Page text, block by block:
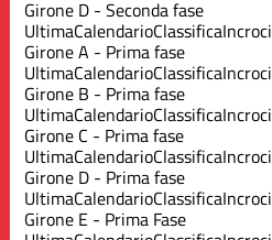
Girone D - Seconda fase
UltimaCalendarioClassificaIncroci
Girone A - Prima fase
UltimaCalendarioClassificaIncroci
Girone B - Prima fase
UltimaCalendarioClassificaIncroci
Girone C - Prima fase
UltimaCalendarioClassificaIncroci
Girone D - Prima fase
UltimaCalendarioClassificaIncroci
Girone E - Prima Fase